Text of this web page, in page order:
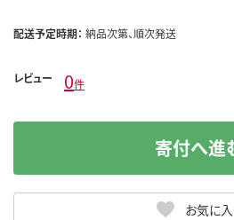
配送予定時期： 納品次第、順次発送
レビュー 0件
お気に入
寄付へ進